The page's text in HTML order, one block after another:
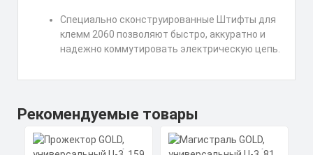
Специально сконструированные Штифты для
клемм 2060 позволяют быстро, аккуратно и
надежно коммутировать электрическую цепь.
Рекомендуемые товары